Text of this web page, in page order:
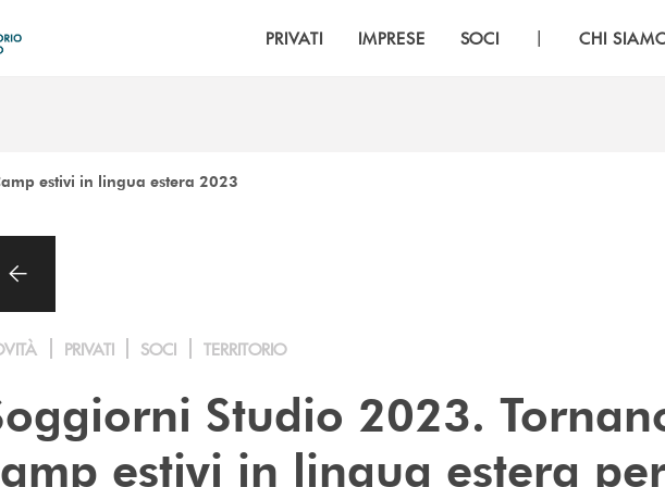
PRIVATI IMPRESE SOCI | CHI
estivi in lingua estera 2023
PRIVATI SOCI TERRITORIO
Studio 2023.
estivi in lingua estera